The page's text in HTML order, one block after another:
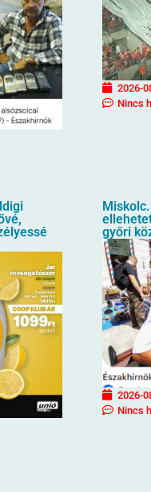
2026-
Nincs
győri
2026-
Nincs